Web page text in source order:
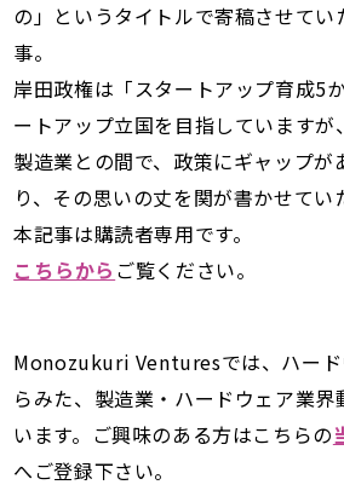
の」というタイトルで寄稿させてい
事。
岸田政権は「スタートアップ育成5
ートアップ立国を目指していますが
製造業との間で、政策にギャップが
り、その思いの丈を関が書かせて
本記事は購読者専用です。
こちらから ご覧ください。
Monozukuri Venturesでは、ハード
らみた、製造業・ハードウェア業界
います。ご興味のある方はこちらの
へご登録下さい。